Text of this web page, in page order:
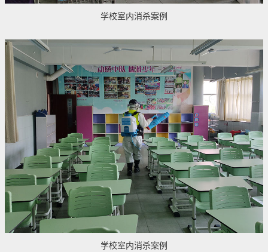
学校室内消杀案例
学校室内消杀案例